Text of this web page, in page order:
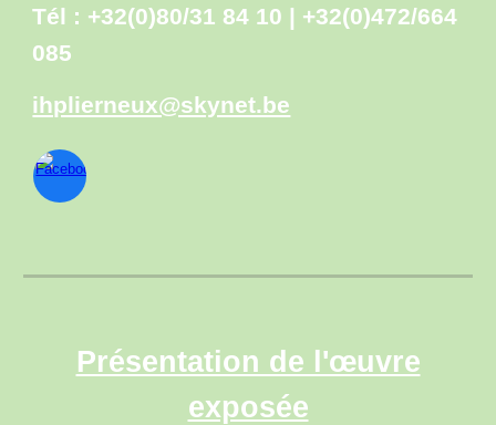
Tél : +32(0)80/31 84 10 | +32(0)472/664
085
ihplierneux@skynet.be
Présentation de l'œuvre
exposée